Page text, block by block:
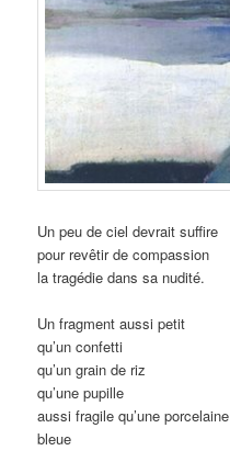
Un peu de ciel devrait suffire
pour revêtir de compassion
la tragédie dans sa nudité.
Un fragment aussi petit
qu’un confetti
qu’un grain de riz
qu’une pupille
aussi fragile qu’une porcelaine
bleue